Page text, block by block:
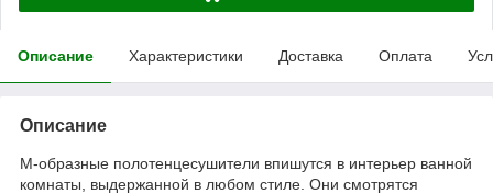
Описание Характеристики Доставка Оплата
Описание
М-образные полотенцесушители впишутся в интерьер ванной
комнаты, выдержанной в любом стиле. Они смотрятся